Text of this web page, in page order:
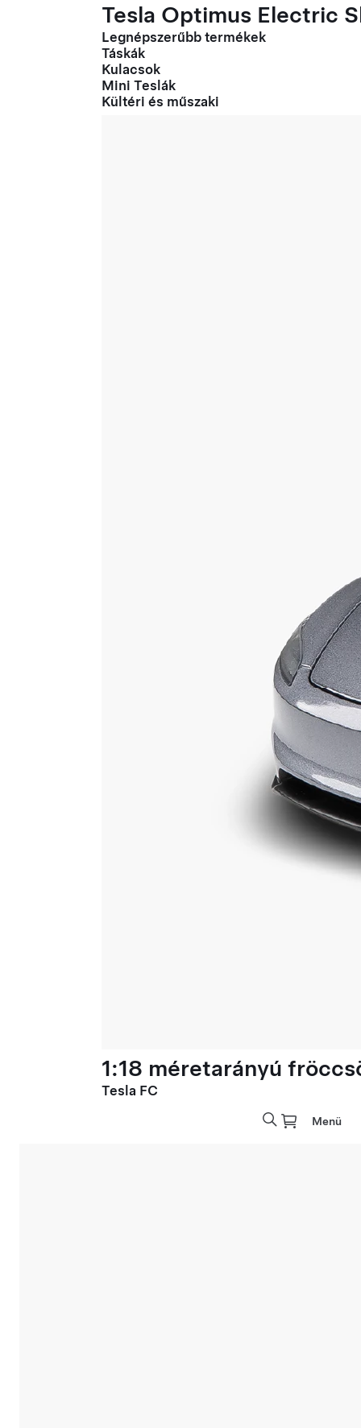
Tesla Optimus Electric
Legnépszerűbb termékek
Táskák
Kulacsok
Mini Teslák
Kültéri és műszaki
1:18 méretarányú
Tesla FC
Menü